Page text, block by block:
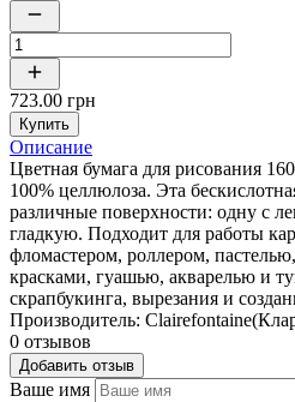
723.00 грн
Купить
Описание
Цветная бумага для рисования
100% целлюлоза. Эта
различные поверхности: одну с
гладкую. Подходит для работы
фломастером, роллером,
красками, гуашью, акварелью и
скрапбукинга, вырезания и
Производитель:
0 отзывов
Добавить отзыв
Ваше имя